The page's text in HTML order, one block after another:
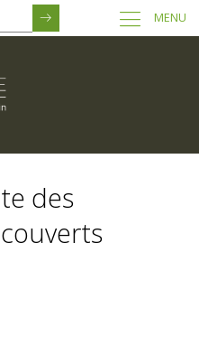
MENU
des